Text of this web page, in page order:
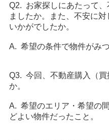
Q2. お家探しにあたって
ましたか。また、不安に
いかがでしたか。
A. 希望の条件で物件がみ
Q3. 今回、不動産購入（
か。
A. 希望のエリア・希望の
どよい物件だったこと。